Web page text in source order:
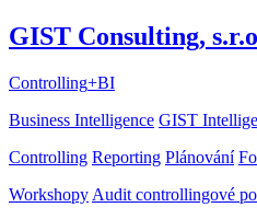
GIST Consulting,
Controlling+BI
Business Intelligence GIST
Controlling Reporting Plánování
Workshopy Audit controllingové